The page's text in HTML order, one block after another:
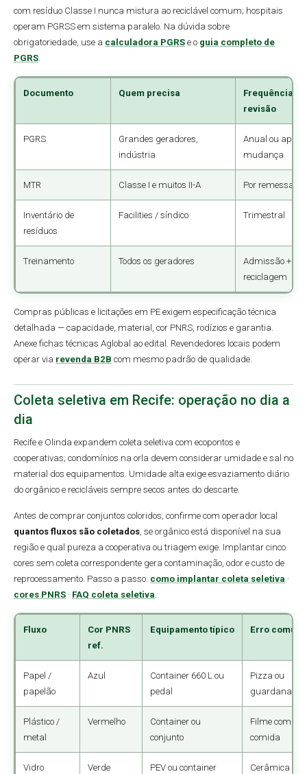
com resíduo Classe I nunca mistura ao reciclável comum; hospitais
operam PGRSS em sistema paralelo. Na dúvida sobre
obrigatoriedade, use a calculadora PGRS e o guia completo de
PGRS.
Documento Quem precisa
Frequência de
revisão
PGRS
Grandes geradores,
indústria
Anual ou após
mudança
MTR Classe I e muitos II-A Por remessa
Inventário de
resíduos
Facilities / síndico Trimestral
Treinamento Todos os geradores
Admissão +
reciclagem
Compras públicas e licitações em PE exigem especificação técnica
detalhada — capacidade, material, cor PNRS, rodízios e garantia.
Anexe fichas técnicas Aglobal ao edital. Revendedores locais podem
operar via revenda B2B com mesmo padrão de qualidade.
Coleta seletiva em Recife: operação no dia a
dia
Recife e Olinda expandem coleta seletiva com ecopontos e
cooperativas; condomínios na orla devem considerar umidade e sal no
material dos equipamentos. Umidade alta exige esvaziamento diário
do orgânico e recicláveis sempre secos antes do descarte.
Antes de comprar conjuntos coloridos, confirme com operador local
quantos fluxos são coletados, se orgânico está disponível na sua
região e qual pureza a cooperativa ou triagem exige. Implantar cinco
cores sem coleta correspondente gera contaminação, odor e custo de
reprocessamento. Passo a passo: como implantar coleta seletiva ·
cores PNRS · FAQ coleta seletiva.
Fluxo
Cor PNRS
ref.
Equipamento típico Erro comum
Papel /
papelão
Azul
Container 660 L ou
pedal
Pizza ou
guardanapo
Plástico /
metal
Vermelho
Container ou
conjunto
Filme com
comida
Vidro Verde
PEV ou container
Cerâmica no